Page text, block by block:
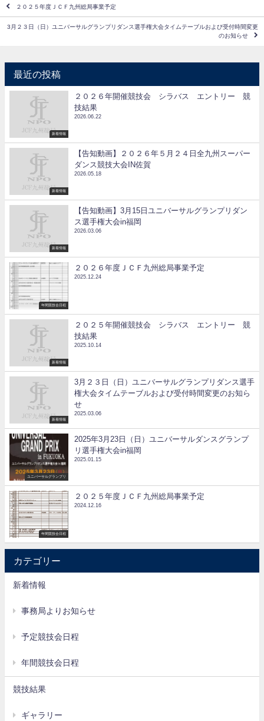
２０２５年度ＪＣＦ九州総局事業予定
3月２３日（日）ユニバーサルグランプリダンス選手権大会タイムテーブルおよび受付時間変更
のお知らせ
最近の投稿
新着情報
２０２６年開催競技会 シラバス エントリー 競
技結果
2026.06.22
新着情報
【告知動画】２０２６年５月２４日全九州スーパー
ダンス競技大会IN佐賀
2026.05.18
新着情報
【告知動画】3月15日ユニバーサルグランプリダン
ス選手権大会in福岡
2026.03.06
年間競技会日程
２０２６年度ＪＣＦ九州総局事業予定
2025.12.24
新着情報
２０２５年開催競技会 シラバス エントリー 競
技結果
2025.10.14
新着情報
3月２３日（日）ユニバーサルグランプリダンス選手
権大会タイムテーブルおよび受付時間変更のお知ら
せ
2025.03.06
ユニバーサルグランプリ
2025年3月23日（日）ユニバーサルダンスグランプ
リ選手権大会in福岡
2025.01.15
年間競技会日程
２０２５年度ＪＣＦ九州総局事業予定
2024.12.16
カテゴリー
新着情報
事務局よりお知らせ
予定競技会日程
年間競技会日程
競技結果
ギャラリー